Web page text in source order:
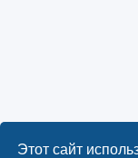
Этот сайт